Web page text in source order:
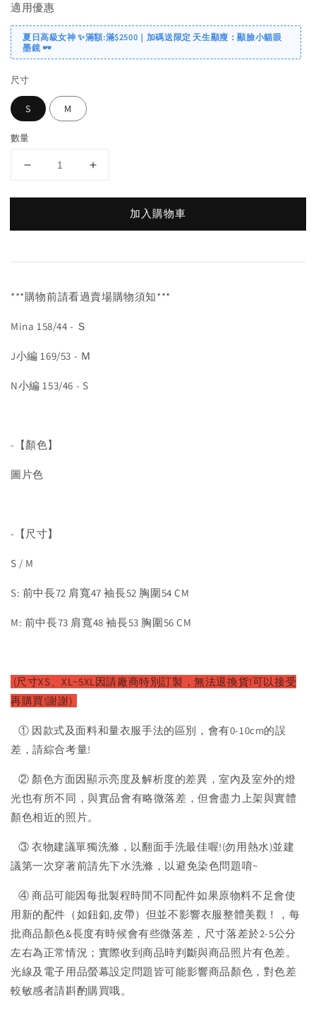
適用優惠
夏日高級女神 ✨滿額:滿$2500｜加碼送限定 天生顯瘦：顯臉小貓眼
墨鏡 🕶️
尺寸
S M
數量
加入購物車
***購物前請看過賣場購物須知***
Mina 158/44 - Ｓ
J小編 169/53 - Ｍ
N小編 153/46 - S
-【顏色】
圖片色
-【尺寸】
S / M
S: 前中長72 肩寬47 袖長52 胸圍54 CM
M: 前中長73 肩寬48 袖長53 胸圍56 CM
(尺寸XS、XL~5XL因請廠商特別訂製，無法退換貨!可以接受
再購買!謝謝)
① 因款式及面料和量衣服手法的區別，會有0-10cm的誤
差，請綜合考量!
② 顏色方面因顯示亮度及解析度的差異，室內及室外的燈
光也有所不同，與實品會有略微落差，但會盡力上架與實體
顏色相近的照片。
③ 衣物建議單獨洗滌，以翻面手洗最佳喔!(勿用熱水)並建
議第一次穿著前請先下水洗滌，以避免染色問題唷~
④ 商品可能因每批製程時間不同配件如果原物料不足會使
用新的配件（如鈕釦,皮帶）但並不影響衣服整體美觀！，每
批商品顏色&長度有時候會有些微落差，尺寸落差於2-5公分
左右為正常情況；實際收到商品時判斷與商品照片有色差。
光線及電子用品螢幕設定問題皆可能影響商品顏色，對色差
較敏感者請斟酌購買哦。